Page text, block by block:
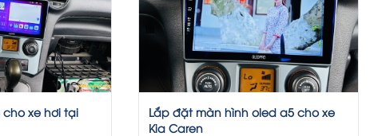
xe hơi tại
Lắp đặt màn hình oled a5 cho xe
Kia Caren